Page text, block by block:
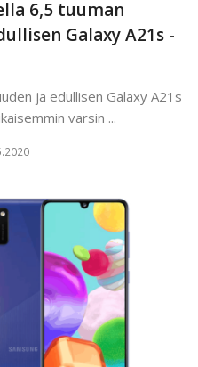
6,5 tuuman
Galaxy A21s -
ja edullisen Galaxy A21s
varsin ...